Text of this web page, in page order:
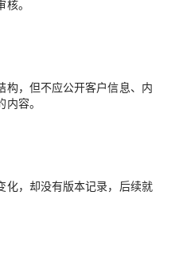
。
构，但不应公开客户信息、内
容。
化，却没有版本记录，后续就